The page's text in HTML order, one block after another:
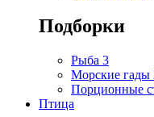
Подборки
Рыба 3
Морские гады
Порционные
Птица